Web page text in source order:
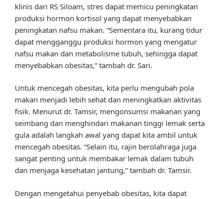
klinis dari RS Siloam, stres dapat memicu peningkatan
produksi hormon kortisol yang dapat menyebabkan
peningkatan nafsu makan. “Sementara itu, kurang tidur
dapat mengganggu produksi hormon yang mengatur
nafsu makan dan metabolisme tubuh, sehingga dapat
menyebabkan obesitas,” tambah dr. Sari.
Untuk mencegah obesitas, kita perlu mengubah pola
makan menjadi lebih sehat dan meningkatkan aktivitas
fisik. Menurut dr. Tamsir, mengonsumsi makanan yang
seimbang dan menghindari makanan tinggi lemak serta
gula adalah langkah awal yang dapat kita ambil untuk
mencegah obesitas. “Selain itu, rajin berolahraga juga
sangat penting untuk membakar lemak dalam tubuh
dan menjaga kesehatan jantung,” tambah dr. Tamsir.
Dengan mengetahui penyebab obesitas, kita dapat